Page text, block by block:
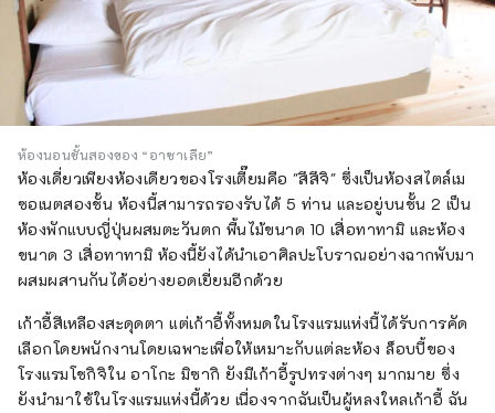
ห้องนอนชั้นสองของ “อาซาเลีย”
ห้องเดี่ยวเพียงห้องเดียวของโรงเตี๊ยมคือ "สึสึจิ" ซึ่งเป็นห้องสไตล์เม
ซอเนตสองชั้น ห้องนี้สามารถรองรับได้ 5 ท่าน และอยู่บนชั้น 2 เป็น
ห้องพักแบบญี่ปุ่นผสมตะวันตก พื้นไม้ขนาด 10 เสื่อทาทามิ และห้อง
ขนาด 3 เสื่อทาทามิ ห้องนี้ยังได้นำเอาศิลปะโบราณอย่างฉากพับมา
ผสมผสานกันได้อย่างยอดเยี่ยมอีกด้วย
เก้าอี้สีเหลืองสะดุดตา แต่เก้าอี้ทั้งหมดในโรงแรมแห่งนี้ได้รับการคัด
เลือกโดยพนักงานโดยเฉพาะเพื่อให้เหมาะกับแต่ละห้อง ล็อบบี้ของ
โรงแรมโชกิจิใน อาโกะ มิซากิ ยังมีเก้าอี้รูปทรงต่างๆ มากมาย ซึ่ง
ยังนำมาใช้ในโรงแรมแห่งนี้ด้วย เนื่องจากฉันเป็นผู้หลงใหลเก้าอี้ ฉัน